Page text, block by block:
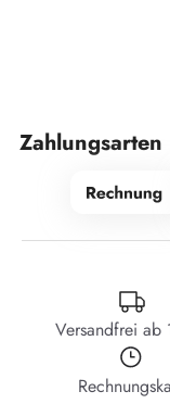
Zahlungsarten
Versandfrei ab